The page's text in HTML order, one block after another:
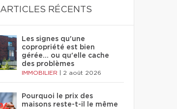
ARTICLES RÉCENTS
Les signes qu'une
copropriété est bien
gérée… ou qu'elle cache
des problèmes
IMMOBILIER 2 août 2026
Pourquoi le prix des
maisons reste-t-il le même